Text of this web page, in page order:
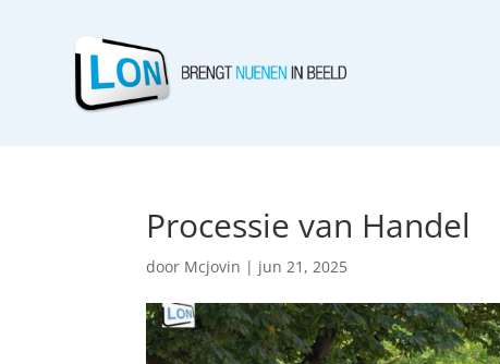
Processie van Handel
door Mcjovin | jun 21, 2025